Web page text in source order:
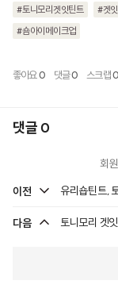
#토니모리겟잇틴트 #겟
#숌아이메이크업
좋아요 0 댓글0 스크랩0
댓글 0
회
이전
다음 토니모리 겟